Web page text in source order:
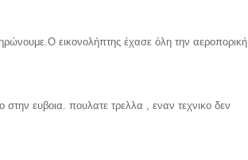
εικονολήπτης έχασε όλη την αεροπορική
ευβοια. πουλατε τρελλα , εναν τεχνικο δεν